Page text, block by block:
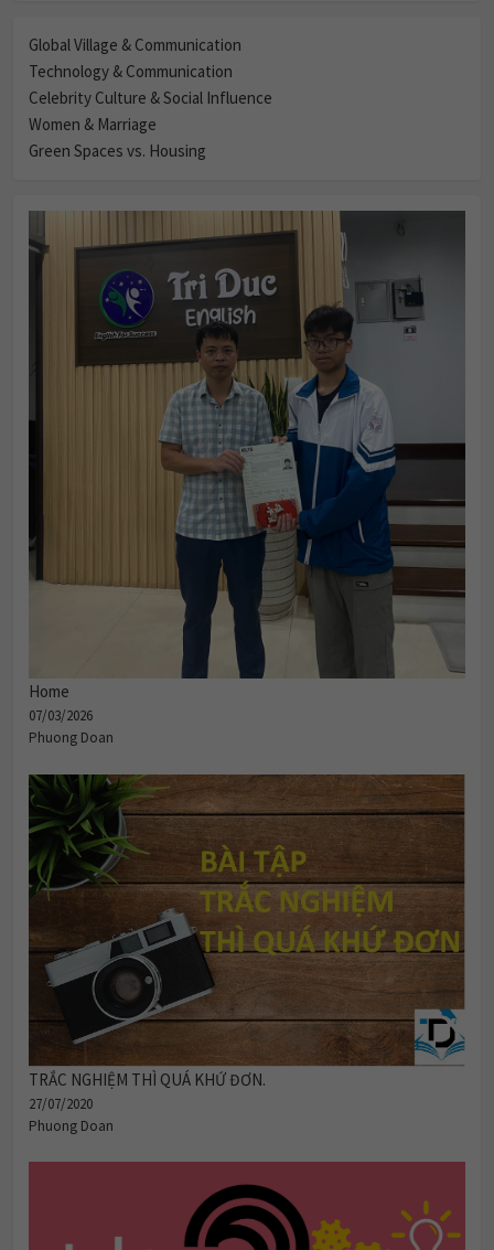
Global Village & Communication
Technology & Communication
Celebrity Culture & Social Influence
Women & Marriage
Green Spaces vs. Housing
Home
07/03/2026
Phuong Doan
TRẮC NGHIỆM THÌ QUÁ KHỨ ĐƠN.
27/07/2020
Phuong Doan